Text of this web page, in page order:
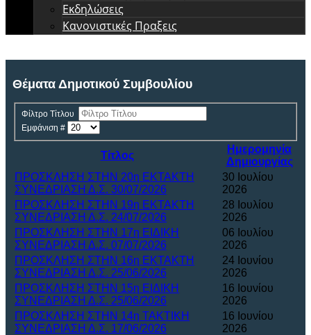
Εκδηλώσεις
Κανονιστικές Πραξεις
Θέματα Δημοτικού Συμβουλίου
Φίλτρο Τίτλου
Εμφάνιση #
Τίτλος
Ημερομηνία
Δημιουργίας
ΠΡΟΣΚΛΗΣΗ ΣΤΗΝ 20η ΕΚΤΑΚΤΗ
ΣΥΝΕΔΡΙΑΣΗ Δ.Σ. 30/07/2026
30 Ιουλίου
2026
ΠΡΟΣΚΛΗΣΗ ΣΤΗΝ 19η ΕΚΤΑΚΤΗ
ΣΥΝΕΔΡΙΑΣΗ Δ.Σ. 24/07/2026
28 Ιουλίου
2026
ΠΡΟΣΚΛΗΣΗ ΣΤΗΝ 17η ΕΙΔΙΚΗ
ΣΥΝΕΔΡΙΑΣΗ Δ.Σ. 07/07/2026
06 Ιουλίου
2026
ΠΡΟΣΚΛΗΣΗ ΣΤΗΝ 16η ΕΚΤΑΚΤΗ
ΣΥΝΕΔΡΙΑΣΗ Δ.Σ. 25/06/2026
24 Ιουνίου
2026
ΠΡΟΣΚΛΗΣΗ ΣΤΗΝ 15η ΕΙΔΙΚΗ
ΣΥΝΕΔΡΙΑΣΗ Δ.Σ. 25/06/2026
16 Ιουνίου
2026
ΠΡΟΣΚΛΗΣΗ ΣΤΗΝ 14η ΤΑΚΤΙΚΗ
ΣΥΝΕΔΡΙΑΣΗ Δ.Σ. 17/06/2026
16 Ιουνίου
2026